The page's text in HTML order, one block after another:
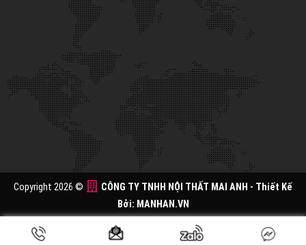
Copyright 2026 © CÔNG TY TNHH NỘI THẤT MAI ANH - Thiết Kế
Bởi: MANHAN.VN